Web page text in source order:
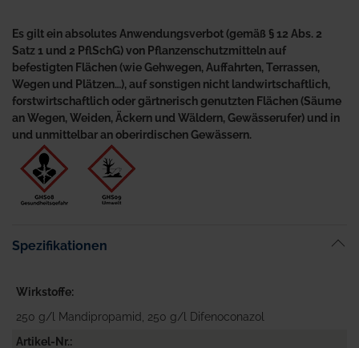
Es gilt ein absolutes Anwendungsverbot (gemäß § 12 Abs. 2
Satz 1 und 2 PflSchG) von Pflanzenschutzmitteln auf
befestigten Flächen (wie Gehwegen, Auffahrten, Terrassen,
Wegen und Plätzen…), auf sonstigen nicht landwirtschaftlich,
forstwirtschaftlich oder gärtnerisch genutzten Flächen (Säume
an Wegen, Weiden, Äckern und Wäldern, Gewässerufer) und in
und unmittelbar an oberirdischen Gewässern.
Spezifikationen
Wirkstoffe
250 g/l Mandipropamid, 250 g/l Difenoconazol
Artikel-Nr.